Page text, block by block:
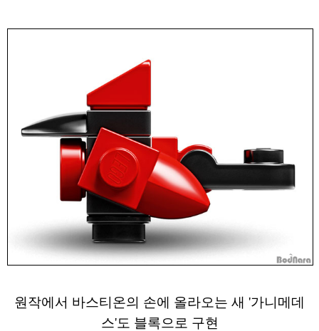
원작에서 바스티온의 손에 올라오는 새 '가니메데
스'도 블록으로 구현